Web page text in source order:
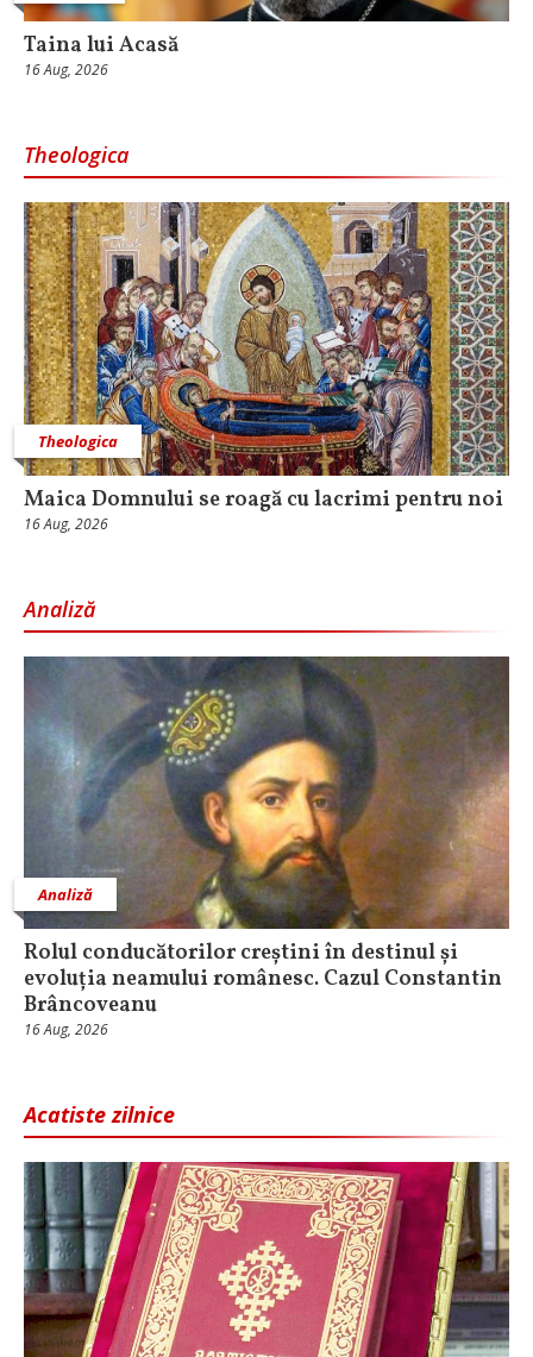
Taina lui Acasă
16 Aug, 2026
Theologica
Theologica
Maica Domnului se roagă cu lacrimi pentru noi
16 Aug, 2026
Analiză
Analiză
Rolul conducătorilor creștini în destinul și
evoluția neamului românesc. Cazul Constantin
Brâncoveanu
16 Aug, 2026
Acatiste zilnice